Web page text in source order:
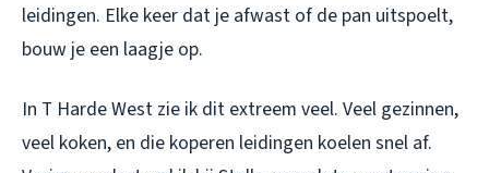
leidingen. Elke keer dat je afwast of de pan uitspoelt,
bouw je een laagje op.
In T Harde West zie ik dit extreem veel. Veel gezinnen,
veel koken, en die koperen leidingen koelen snel af.